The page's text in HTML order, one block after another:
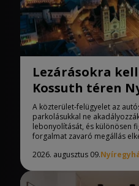
Lezárásokra
Kossuth téren
A közterület-felügyelet az
parkolásukkal ne
lebonyolítását, és különösen
forgalmat zavaró megállás
2026. augusztus 09.